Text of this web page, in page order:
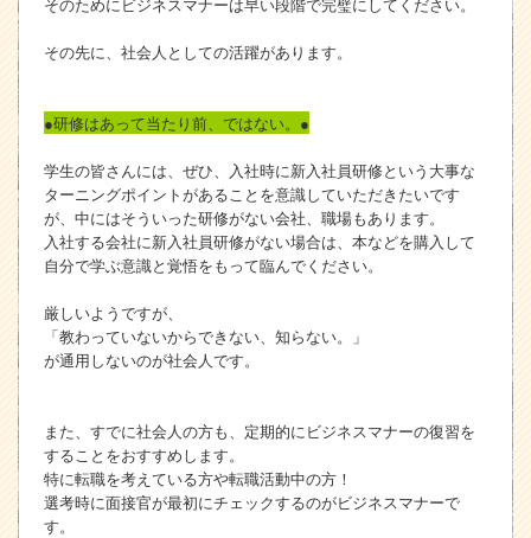
その先に、社会人としての活躍があります。
●研修はあって当たり前、ではない。●
学生の皆さんには、ぜひ、入社時に新入社員研修という大事な
ターニングポイントがあることを意識していただきたいです
が、中にはそういった研修がない会社、職場もあります。
入社する会社に新入社員研修がない場合は、本などを購入して
自分で学ぶ意識と覚悟をもって臨んでください。
厳しいようですが、
「教わっていないからできない、知らない。」
が通用しないのが社会人です。
また、すでに社会人の方も、定期的にビジネスマナーの復習を
することをおすすめします。
特に転職を考えている方や転職活動中の方！
選考時に面接官が最初にチェックするのがビジネスマナーで
す。